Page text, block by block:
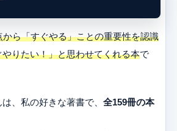
から「すぐやる」ことの重要性を認識
りたい！」と思わせてくれる本で
、私の好きな著書で、 全159冊の本